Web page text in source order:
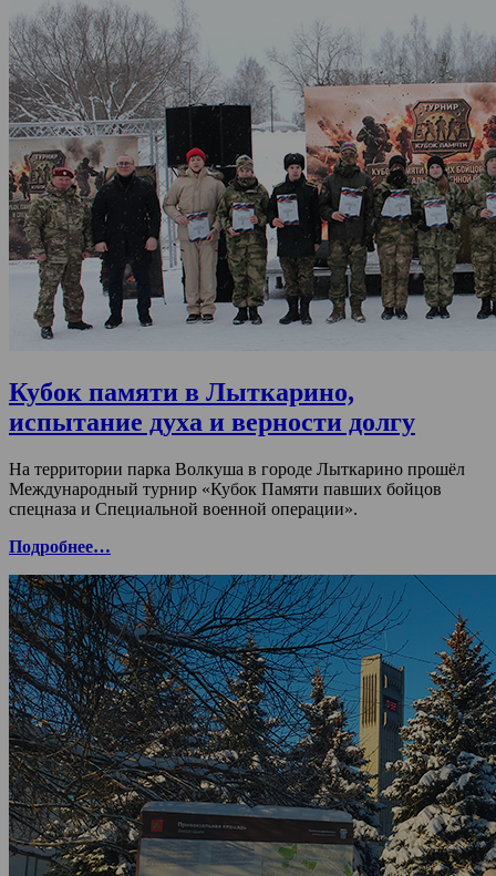
Кубок памяти в Лыткарино,
испытание духа и верности долгу
На территории парка Волкуша в городе Лыткарино прошёл
Международный турнир «Кубок Памяти павших бойцов
спецназа и Специальной военной операции».
Подробнее…